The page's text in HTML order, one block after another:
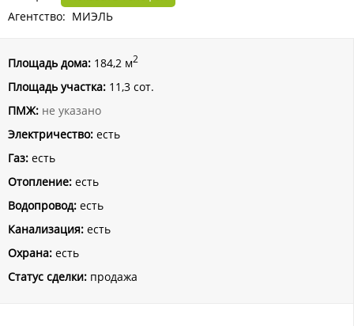
Агентство: МИЭЛЬ
Площадь дома: 184,2 м2
Площадь участка: 11,3 сот.
ПМЖ: не указано
Электричество: есть
Газ: есть
Отопление: есть
Водопровод: есть
Канализация: есть
Охрана: есть
Статус сделки: продажа